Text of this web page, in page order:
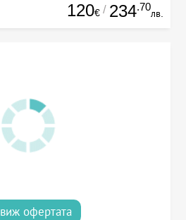
120€ / 234.70
лв.
виж офертата